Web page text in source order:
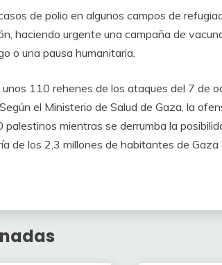
de polio en algunos campos de
haciendo urgente una campaña de
o una pausa humanitaria.
110 rehenes de los ataques del 7 de
el Ministerio de Salud de Gaza, la
mientras se derrumba la
de los 2,3 millones de habitantes de